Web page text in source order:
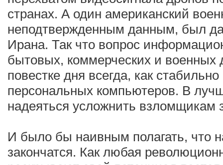
странах. А один американский
неподтвержденным данным, был
Ирана. Так что вопрос
бытовых, коммерческих и военных
повестке дня всегда, как
персональных компьютеров. В
надеяться усложнить взломщикам
И было бы наивным полагать, что
закончатся. Как любая